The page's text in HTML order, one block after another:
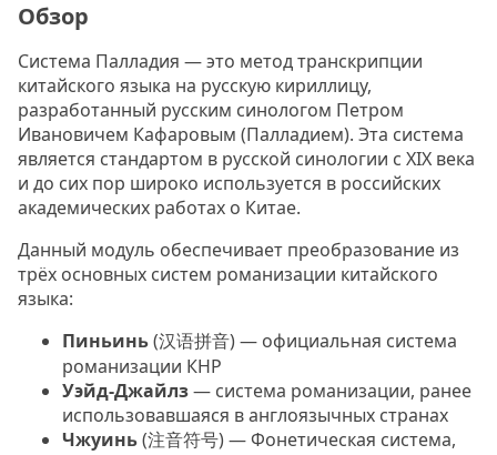
Обзор
Система Палладия — это метод транскрипции
китайского языка на русскую кириллицу,
разработанный русским синологом Петром
Ивановичем Кафаровым (Палладием). Эта система
является стандартом в русской синологии с XIX века
и до сих пор широко используется в российских
академических работах о Китае.
Данный модуль обеспечивает преобразование из
трёх основных систем романизации китайского
языка:
Пиньинь(汉语拼音) — официальная система
романизации КНР
Уэйд-Джайлз— система романизации, ранее
использовавшаяся в англоязычных странах
Чжуинь(注音符号) — Фонетическая система,